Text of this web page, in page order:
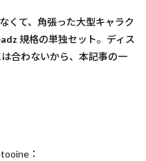
くて、角張った大型キャラク
規格の単独セット。ディス
合わないから、本記事の一
：